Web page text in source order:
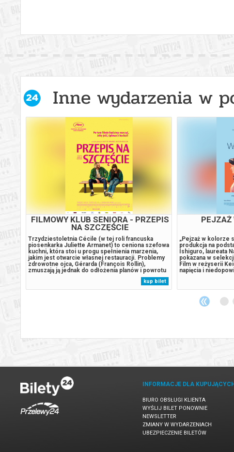
Inne wydarzenia w
na
FILMOWY KLUB SENIORA - PRZEPIS
NA SZCZĘŚCIE
Trzydziestoletnia Cécile (w tej roli francuska
piosenkarka Juliette Armanet) to ceniona szefowa
kuchni, która stoi u progu spełnienia marzenia,
jakim jest otwarcie własnej restauracji. Problemy
zdrowotne ojca, Gérarda (François Rollin),
zmuszają ją jednak do odłożenia planów i powrotu
do rodzinnego miasteczka. W tym miejscu czas
płynie zupełnie inaczej niż w paryskiej metropolii,
pozwalając jej przemyśleć...
kup bilet
PEJZAŻ
„Pejzaż w kolorze
produkcja na
Ishiguro, laureata
pokazana w
Film w reżyserii
napięcia i
rodzinnych
Wielkiej...
INFORMACJE DLA
BIURO OBSŁUGI KLIENTA
WYŚLIJ BILET PONOWNIE
NEWSLETTER
ZMIANY W WYDARZENIACH
UBEZPIECZENIE BILETÓW